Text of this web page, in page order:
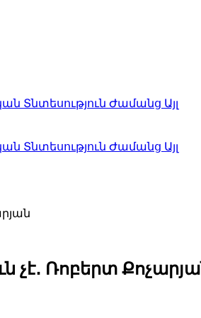
Տնտեսություն Ժամանց Այլ
Տնտեսություն Ժամանց Այլ
չէ․ Ռոբերտ